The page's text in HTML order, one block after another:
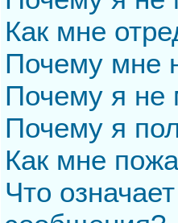
Как мне
Почему мне
Почему я не
Почему я
Как мне
Что